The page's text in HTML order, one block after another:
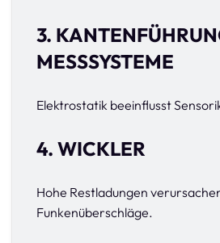
3.
MESSSYSTEME
Elektrostatik beeinflusst
4. WICKLER
Hohe Restladungen
Funkenüberschläge.